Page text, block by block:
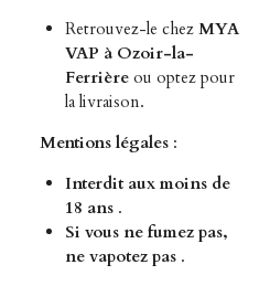
Retrouvez-le chez MYA
VAP à Ozoir-la-
Ferrière ou optez pour
la livraison.
Mentions légales :
Interdit aux moins de
18 ans .
Si vous ne fumez pas,
ne vapotez pas .